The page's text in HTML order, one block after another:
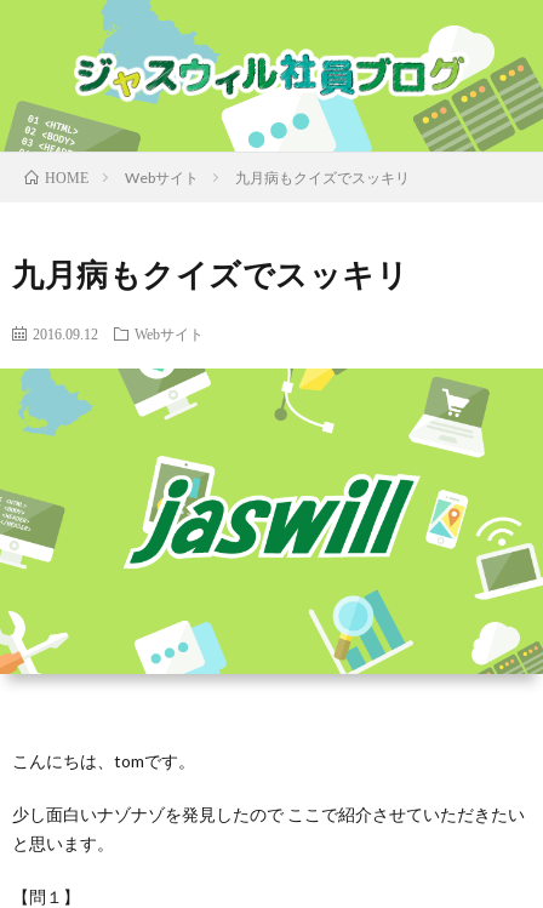
HOME Webサイト 九月病もクイズでスッキリ
九月病もクイズでスッキリ
2016.09.12 Webサイト
こんにちは、tomです。
少し面白いナゾナゾを発見したので ここで紹介させていただきたい
と思います。
【問１】